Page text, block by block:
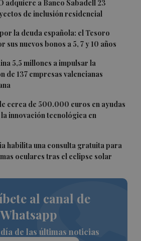
adquiere a Banco Sabadell 23
de inclusión residencial
la deuda española: el Tesoro
sus nuevos bonos a 5, 7 y 10 años
5,5 millones a impulsar la
de 137 empresas valencianas
cerca de 500.000 euros en ayudas
innovación tecnológica en
habilita una consulta gratuita para
oculares tras el eclipse solar
al canal de
Whatsapp
de las últimas noticias